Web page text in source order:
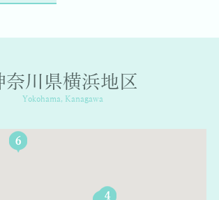
奈川県横浜地区
Yokohama, Kanagawa